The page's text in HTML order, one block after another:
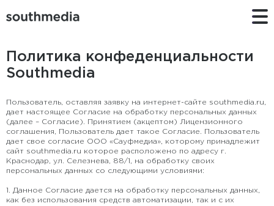
Политика конфеденциальности
Southmedia
Пользователь, оставляя заявку на интернет-сайте southmedia.ru,
дает настоящее Согласие на обработку персональных данных
(далее – Согласие). Принятием (акцептом) Лицензионного
соглашения, Пользователь дает такое Согласие. Пользователь
дает свое согласие ООО «Сауфмедиа», которому принадлежит
сайт southmedia.ru которое расположено по адресу г.
Краснодар, ул. Селезнева, 88/1, на обработку своих
персональных данных со следующими условиями:
1. Данное Согласие дается на обработку персональных данных,
как без использования средств автоматизации, так и с их